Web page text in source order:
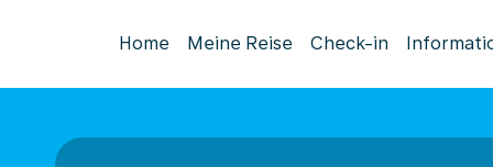
Home Meine Reise Check-in